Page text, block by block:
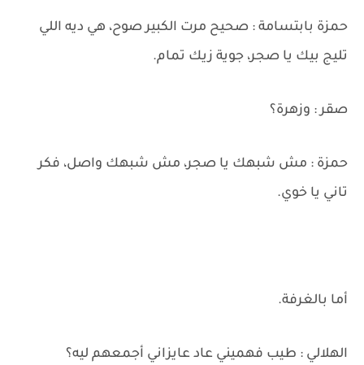
حمزة بابتسامة : صحيح مرت الكبير صوح، هي ديه اللي
تليج بيك يا صجر، جوية زيك تمام.
صقر : وزهرة؟
حمزة : مش شبهك يا صجر، مش شبهك واصل، فكر
تاني يا خوي.
أما بالغرفة.
الهلالي : طيب فهميني عاد عايزاني أجمعهم ليه؟